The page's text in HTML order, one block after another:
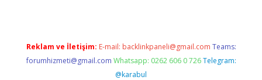
Reklam ve İletişim: E-mail: backlinkpaneli@gmail.com Teams:
forumhizmeti@gmail.com Whatsapp: 0262 606 0 726 Telegram:
@karabul